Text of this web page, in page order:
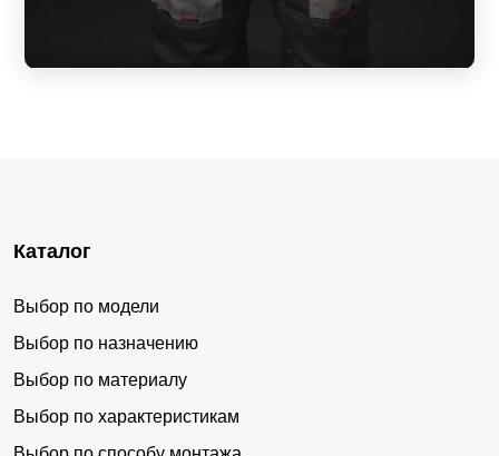
Каталог
Выбор по модели
Выбор по назначению
Выбор по материалу
Выбор по характеристикам